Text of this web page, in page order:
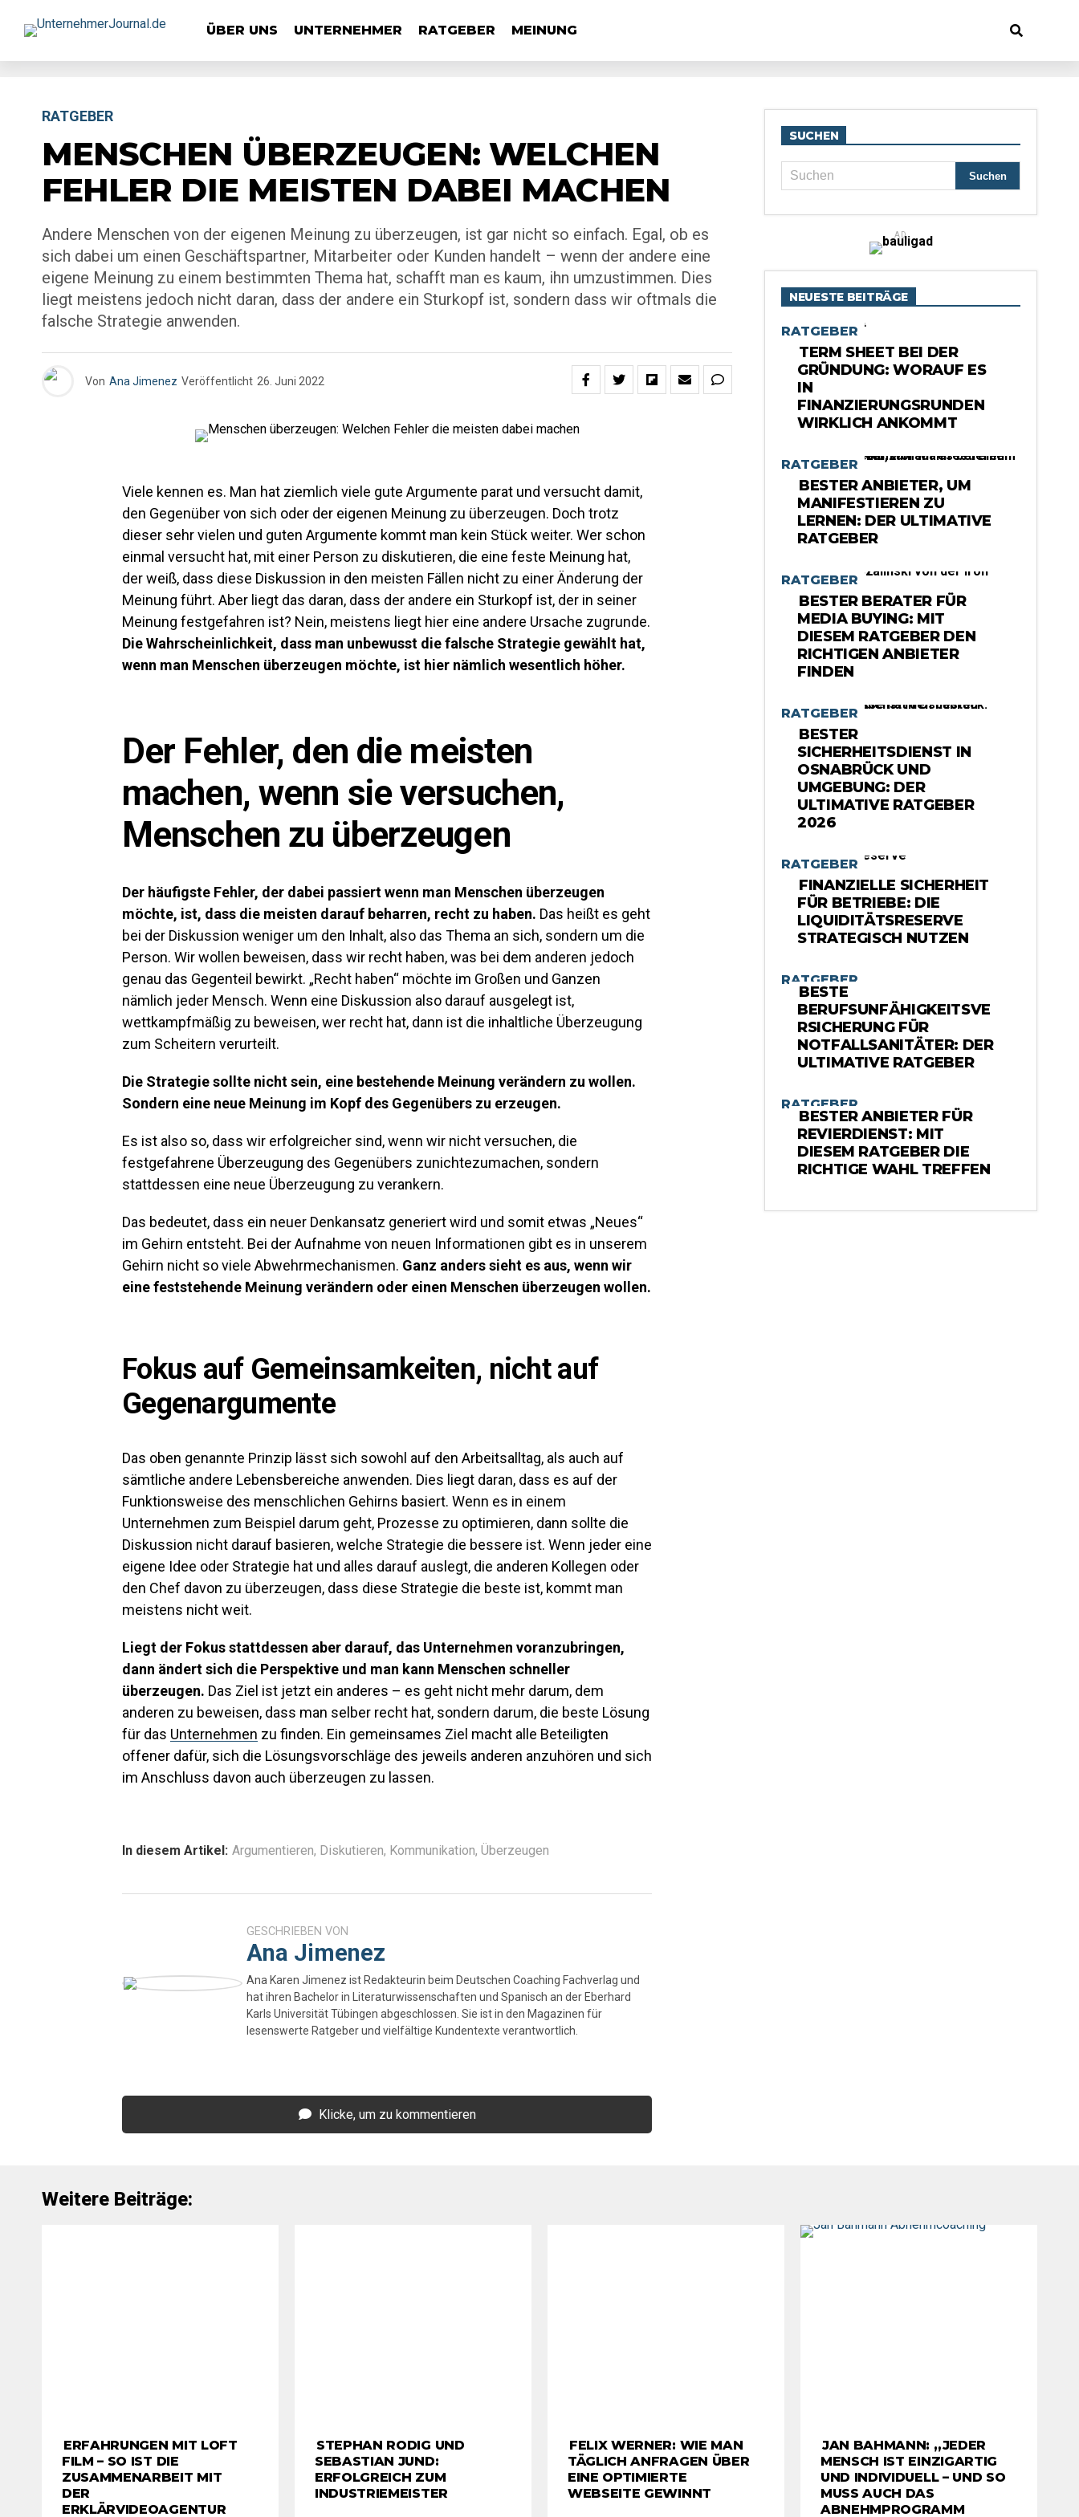
ÜBER UNS UNTERNEHMER RATGEBER MEINUNG
RATGEBER
MENSCHEN ÜBERZEUGEN: WELCHEN
FEHLER DIE MEISTEN DABEI MACHEN
Andere Menschen von der eigenen Meinung zu überzeugen, ist gar nicht so einfach. Egal, ob es
sich dabei um einen Geschäftspartner, Mitarbeiter oder Kunden handelt – wenn der andere eine
eigene Meinung zu einem bestimmten Thema hat, schafft man es kaum, ihn umzustimmen. Dies
liegt meistens jedoch nicht daran, dass der andere ein Sturkopf ist, sondern dass wir oftmals die
falsche Strategie anwenden.
Von Ana Jimenez Veröffentlicht 26. Juni 2022
Viele kennen es. Man hat ziemlich viele gute Argumente parat und versucht damit,
den Gegenüber von sich oder der eigenen Meinung zu überzeugen. Doch trotz
dieser sehr vielen und guten Argumente kommt man kein Stück weiter. Wer schon
einmal versucht hat, mit einer Person zu diskutieren, die eine feste Meinung hat,
der weiß, dass diese Diskussion in den meisten Fällen nicht zu einer Änderung der
Meinung führt. Aber liegt das daran, dass der andere ein Sturkopf ist, der in seiner
Meinung festgefahren ist? Nein, meistens liegt hier eine andere Ursache zugrunde.
Die Wahrscheinlichkeit, dass man unbewusst die falsche Strategie gewählt hat,
wenn man Menschen überzeugen möchte, ist hier nämlich wesentlich höher.
Der Fehler, den die meisten
machen, wenn sie versuchen,
Menschen zu überzeugen
Der häufigste Fehler, der dabei passiert wenn man Menschen überzeugen
möchte, ist, dass die meisten darauf beharren, recht zu haben. Das heißt es geht
bei der Diskussion weniger um den Inhalt, also das Thema an sich, sondern um die
Person. Wir wollen beweisen, dass wir recht haben, was bei dem anderen jedoch
genau das Gegenteil bewirkt. „Recht haben“ möchte im Großen und Ganzen
nämlich jeder Mensch. Wenn eine Diskussion also darauf ausgelegt ist,
wettkampfmäßig zu beweisen, wer recht hat, dann ist die inhaltliche Überzeugung
zum Scheitern verurteilt.
Die Strategie sollte nicht sein, eine bestehende Meinung verändern zu wollen.
Sondern eine neue Meinung im Kopf des Gegenübers zu erzeugen.
Es ist also so, dass wir erfolgreicher sind, wenn wir nicht versuchen, die
festgefahrene Überzeugung des Gegenübers zunichtezumachen, sondern
stattdessen eine neue Überzeugung zu verankern.
Das bedeutet, dass ein neuer Denkansatz generiert wird und somit etwas „Neues“
im Gehirn entsteht. Bei der Aufnahme von neuen Informationen gibt es in unserem
Gehirn nicht so viele Abwehrmechanismen. Ganz anders sieht es aus, wenn wir
eine feststehende Meinung verändern oder einen Menschen überzeugen wollen.
Fokus auf Gemeinsamkeiten, nicht auf
Gegenargumente
Das oben genannte Prinzip lässt sich sowohl auf den Arbeitsalltag, als auch auf
sämtliche andere Lebensbereiche anwenden. Dies liegt daran, dass es auf der
Funktionsweise des menschlichen Gehirns basiert. Wenn es in einem
Unternehmen zum Beispiel darum geht, Prozesse zu optimieren, dann sollte die
Diskussion nicht darauf basieren, welche Strategie die bessere ist. Wenn jeder eine
eigene Idee oder Strategie hat und alles darauf auslegt, die anderen Kollegen oder
den Chef davon zu überzeugen, dass diese Strategie die beste ist, kommt man
meistens nicht weit.
Liegt der Fokus stattdessen aber darauf, das Unternehmen voranzubringen,
dann ändert sich die Perspektive und man kann Menschen schneller
überzeugen. Das Ziel ist jetzt ein anderes – es geht nicht mehr darum, dem
anderen zu beweisen, dass man selber recht hat, sondern darum, die beste Lösung
für das Unternehmen zu finden. Ein gemeinsames Ziel macht alle Beteiligten
offener dafür, sich die Lösungsvorschläge des jeweils anderen anzuhören und sich
im Anschluss davon auch überzeugen zu lassen.
In diesem Artikel: Argumentieren, Diskutieren, Kommunikation, Überzeugen
GESCHRIEBEN VON
Ana Jimenez
Ana Karen Jimenez ist Redakteurin beim Deutschen Coaching Fachverlag und
hat ihren Bachelor in Literaturwissenschaften und Spanisch an der Eberhard
Karls Universität Tübingen abgeschlossen. Sie ist in den Magazinen für
lesenswerte Ratgeber und vielfältige Kundentexte verantwortlich.
Klicke, um zu kommentieren
SUCHEN
AD
NEUESTE BEITRÄGE
RATGEBER
TERM SHEET BEI DER
GRÜNDUNG: WORAUF ES
IN
FINANZIERUNGSRUNDEN
WIRKLICH ANKOMMT
RATGEBER
BESTER ANBIETER, UM
MANIFESTIEREN ZU
LERNEN: DER ULTIMATIVE
RATGEBER
RATGEBER
BESTER BERATER FÜR
MEDIA BUYING: MIT
DIESEM RATGEBER DEN
RICHTIGEN ANBIETER
FINDEN
RATGEBER
BESTER
SICHERHEITSDIENST IN
OSNABRÜCK UND
UMGEBUNG: DER
ULTIMATIVE RATGEBER
2026
RATGEBER
FINANZIELLE SICHERHEIT
FÜR BETRIEBE: DIE
LIQUIDITÄTSRESERVE
STRATEGISCH NUTZEN
RATGEBER
BESTE
BERUFSUNFÄHIGKEITSVE
RSICHERUNG FÜR
NOTFALLSANITÄTER: DER
ULTIMATIVE RATGEBER
RATGEBER
BESTER ANBIETER FÜR
REVIERDIENST: MIT
DIESEM RATGEBER DIE
RICHTIGE WAHL TREFFEN
Weitere Beiträge:
ERFAHRUNGEN MIT LOFT
FILM – SO IST DIE
ZUSAMMENARBEIT MIT
DER
ERKLÄRVIDEOAGENTUR
STEPHAN RODIG UND
SEBASTIAN JUND:
ERFOLGREICH ZUM
INDUSTRIEMEISTER
FELIX WERNER: WIE MAN
TÄGLICH ANFRAGEN ÜBER
EINE OPTIMIERTE
WEBSEITE GEWINNT
JAN BAHMANN: „JEDER
MENSCH IST EINZIGARTIG
UND INDIVIDUELL – UND SO
MUSS AUCH DAS
ABNEHMPROGRAMM